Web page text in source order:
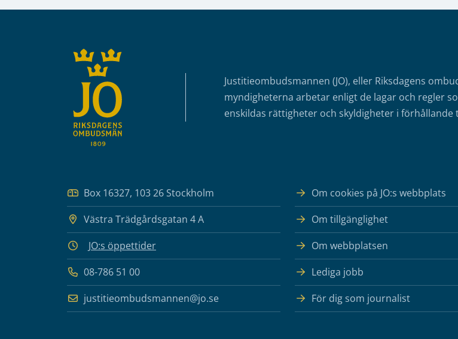
Justitieombudsmannen (JO), eller Riksdagens
myndigheterna arbetar enligt de lagar och regler
enskildas rättigheter och skyldigheter i förhållande
Box 16327, 103 26 Stockholm
Västra Trädgårdsgatan 4 A
JO:s öppettider
08-786 51 00
justitieombudsmannen@jo.se
Om cookies på JO:s webbplats
Om tillgänglighet
Om webbplatsen
Lediga jobb
För dig som journalist